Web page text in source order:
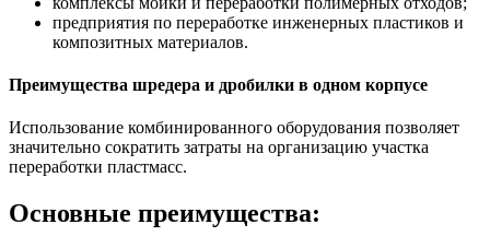
предприятия по переработке инженерных пластиков и
композитных материалов.
Преимущества шредера и дробилки в одном корпусе
Использование комбинированного оборудования позволяет
значительно сократить затраты на организацию участка
переработки пластмасс.
Основные преимущества: